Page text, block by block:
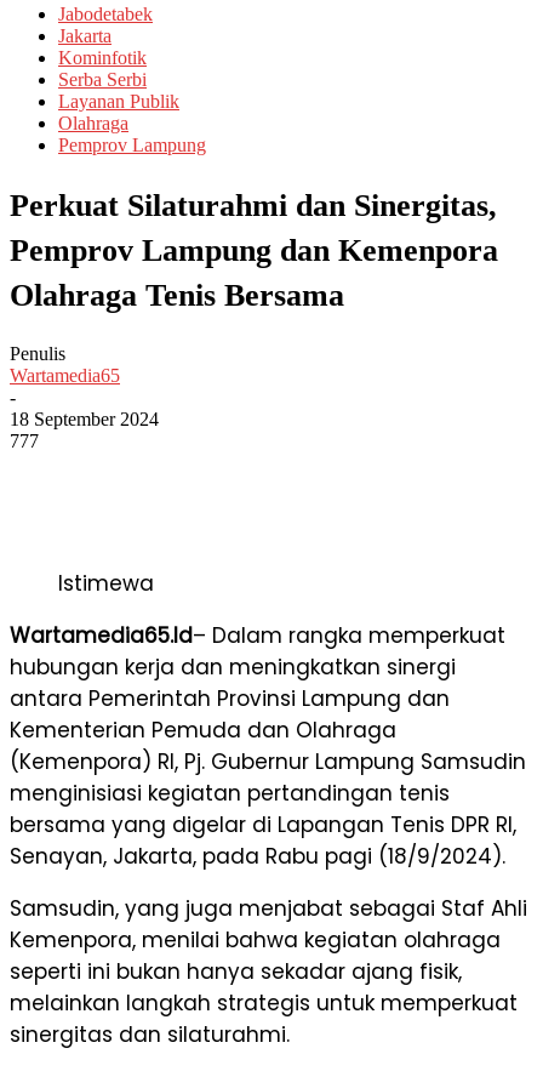
Jabodetabek
Jakarta
Kominfotik
Serba Serbi
Layanan Publik
Olahraga
Pemprov Lampung
Perkuat Silaturahmi dan Sinergitas,
Pemprov Lampung dan Kemenpora
Olahraga Tenis Bersama
Penulis
Wartamedia65
-
18 September 2024
777
Istimewa
Wartamedia65.Id– Dalam rangka memperkuat
hubungan kerja dan meningkatkan sinergi
antara Pemerintah Provinsi Lampung dan
Kementerian Pemuda dan Olahraga
(Kemenpora) RI, Pj. Gubernur Lampung Samsudin
menginisiasi kegiatan pertandingan tenis
bersama yang digelar di Lapangan Tenis DPR RI,
Senayan, Jakarta, pada Rabu pagi (18/9/2024).
Samsudin, yang juga menjabat sebagai Staf Ahli
Kemenpora, menilai bahwa kegiatan olahraga
seperti ini bukan hanya sekadar ajang fisik,
melainkan langkah strategis untuk memperkuat
sinergitas dan silaturahmi.